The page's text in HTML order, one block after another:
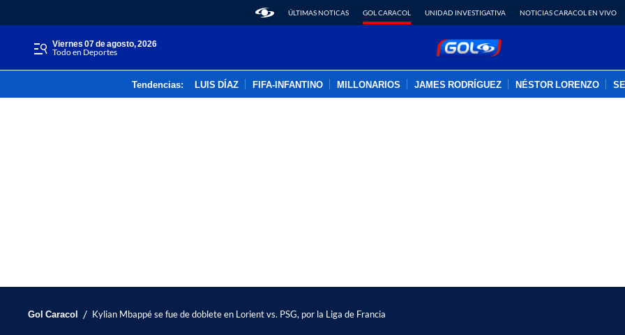
ÚLTIMAS NOTICAS GOL CARACOL UNIDAD INVESTIGATIVA NOTICIAS CARACOL EN VIVO
viernes 07 de agosto, 2026
Todo en Deportes
Tendencias: LUIS DÍAZ FIFA-INFANTINO MILLONARIOS JAMES RODRÍGUEZ NÉSTOR LORENZO
Gol Caracol / Kylian Mbappé se fue de doblete en Lorient vs. PSG, por la Liga de Francia